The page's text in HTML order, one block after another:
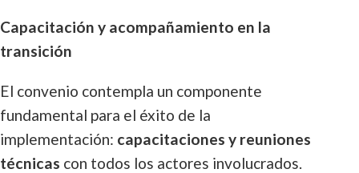
Capacitación y acompañamiento en la
transición
El convenio contempla un componente
fundamental para el éxito de la
implementación: capacitaciones y reuniones
técnicas con todos los actores involucrados.